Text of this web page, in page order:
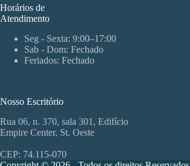
Horários de
Atendimento
Seg - Sexta: 9:00–17:00
Sab - Dom: Fechado
Feriados: Fechado
Nosso Escritório
Rua 06, n. 370, sala 301, Edifício
Empire Center, St. Oeste
CEP: 74.115-070